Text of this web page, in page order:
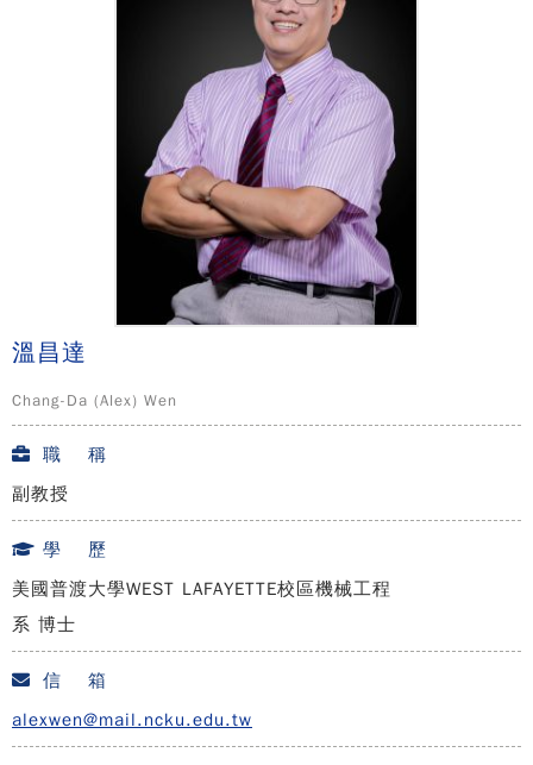
溫昌達
Chang-Da (Alex) Wen
職 稱
副教授
學 歷
美國普渡大學WEST LAFAYETTE校區機械工程
系 博士
信 箱
alexwen@mail.ncku.edu.tw